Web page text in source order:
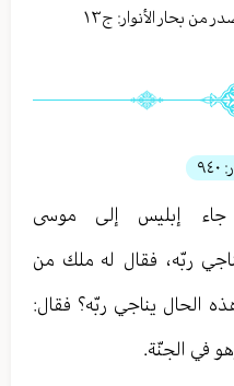
من بحار الأنوار: ج١٣
٩٤٠
جاء إبليس إلى موسى
ربّه، فقال له ملك من
الحال يناجي ربّه؟ فقال:
في الجنّة.